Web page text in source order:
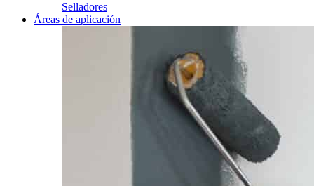
Selladores
Áreas de aplicación